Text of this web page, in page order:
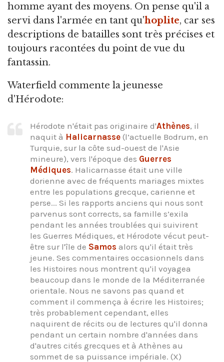
homme ayant des moyens. On pense qu'il a
servi dans l'armée en tant qu'hoplite, car ses
descriptions de batailles sont très précises et
toujours racontées du point de vue du
fantassin.
Waterfield commente la jeunesse
d'Hérodote:
Hérodote n'était pas originaire d'Athènes, il
naquit à Halicarnasse (l’actuelle Bodrum, en
Turquie, sur la côte sud-ouest de l'Asie
mineure), vers l'époque des Guerres
Médiques. Halicarnasse était une ville
dorienne avec de fréquents mariages mixtes
entre les populations grecque, carienne et
perse... Si les rapports anciens qui nous sont
parvenus sont corrects, sa famille s’exila
pendant les années troublées qui suivirent
les Guerres Médiques, et Hérodote vécut peut-
être sur l'île de Samos alors qu'il était très
jeune. Ses commentaires occasionnels dans
les Histoires nous montrent qu'il voyagea
beaucoup dans le monde de la Méditerranée
orientale. Nous ne savons pas quand et
comment il commença à écrire les Histoires;
très probablement cependant, elles
naquirent de récits ou de lectures qu'il donna
pendant un certain nombre d'années dans
d'autres cités grecques et à Athènes au
sommet de sa puissance impériale. (X)